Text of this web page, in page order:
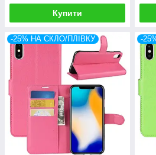
Купити
-25% НА СКЛО/ПЛІВКУ -